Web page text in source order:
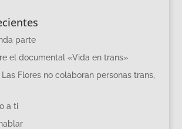
parte
el documental «Vida en trans»
Las Flores no colaboran personas trans,
a ti